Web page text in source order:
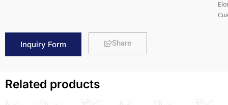
Inquiry Form Share
Related products